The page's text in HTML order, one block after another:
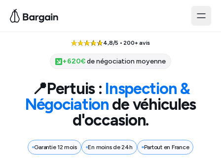
4,8/5 • 200+ avis
+620€de négociation moyenne
📍Pertuis: Inspection &
Négociation de véhicules
d'occasion.
Garantie 12 mois En moins de 24h Partout en France